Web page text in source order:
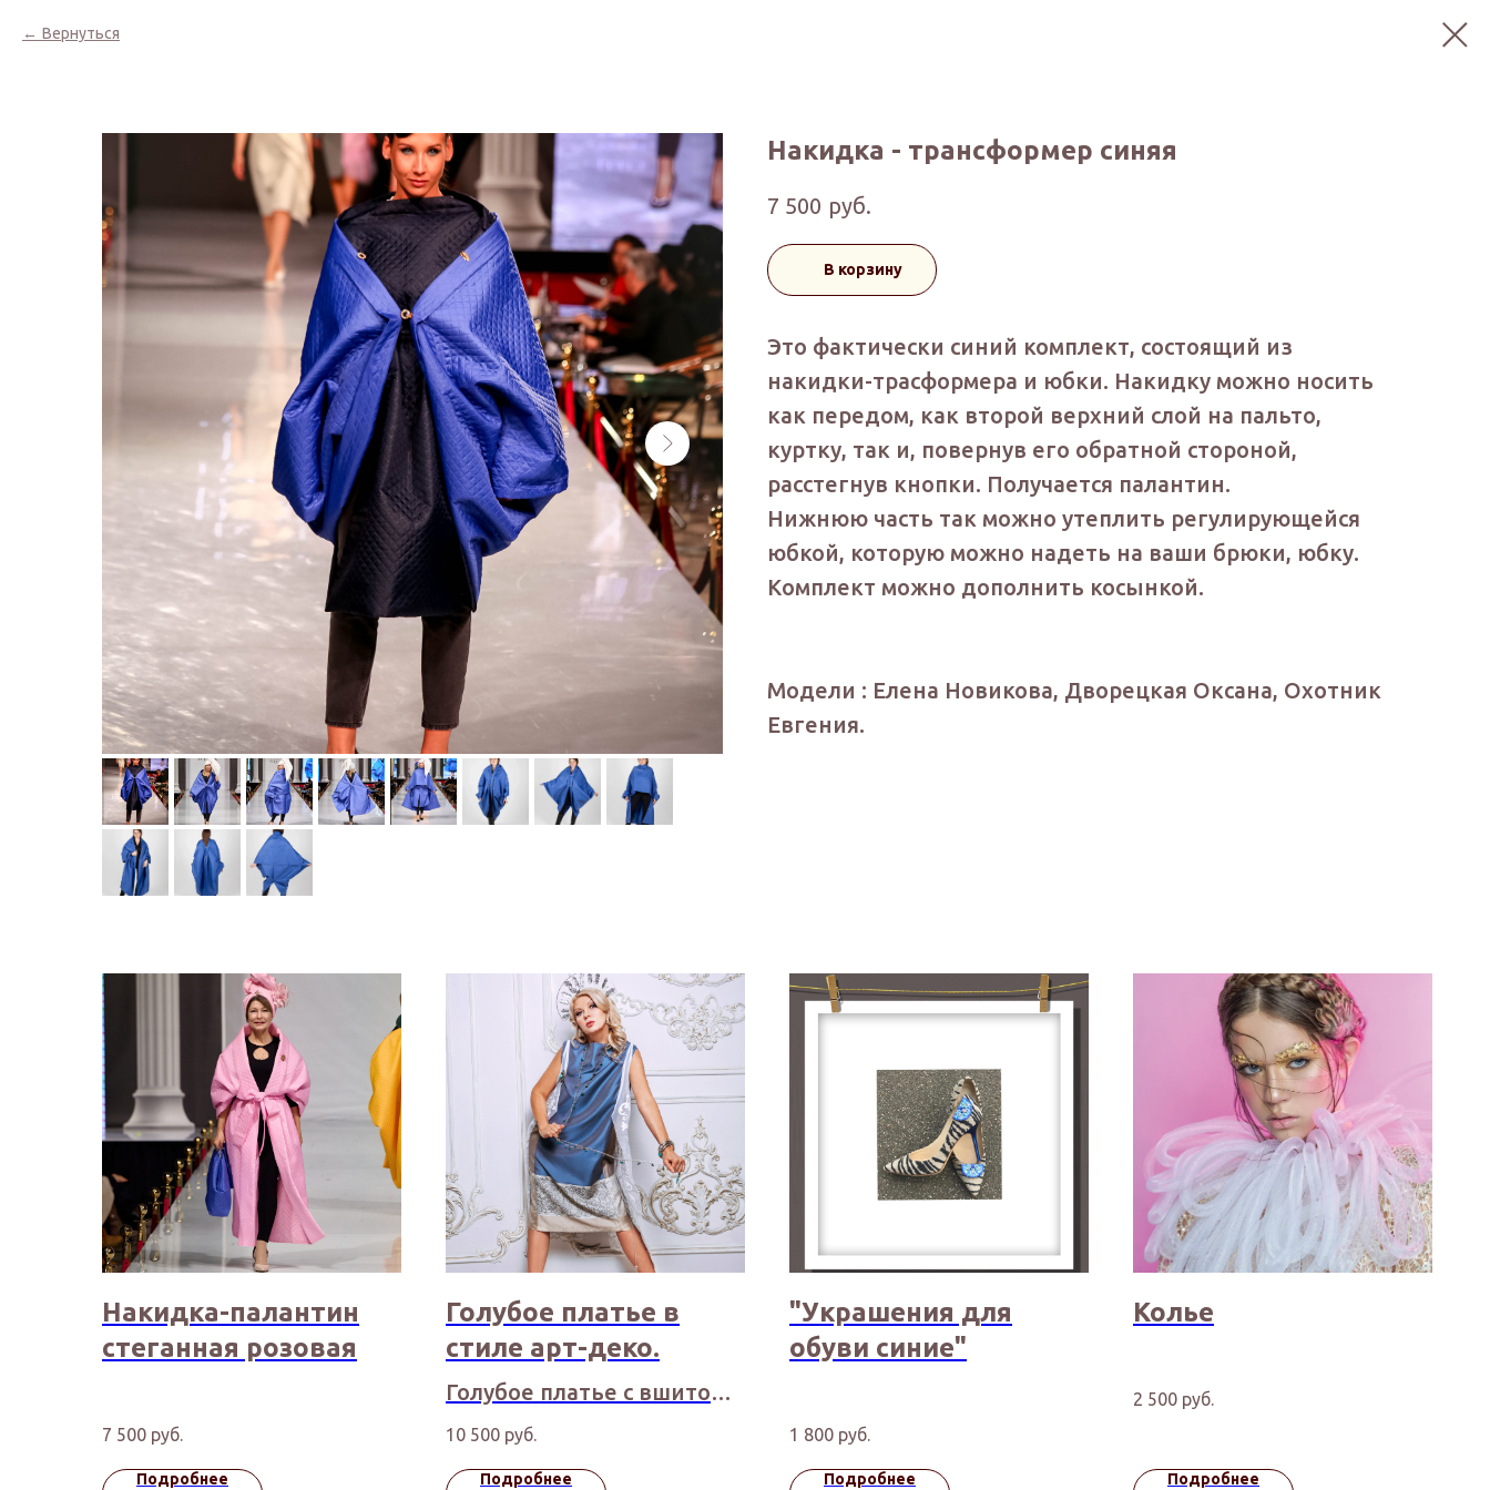
Вернуться
Накидка - трансформер синяя
7 500 руб.
В корзину
Это фактически синий комплект, состоящий из
накидки-трасформера и юбки. Накидку можно носить
как передом, как второй верхний слой на пальто,
куртку, так и, повернув его обратной стороной,
расстегнув кнопки. Получается палантин.
Нижнюю часть так можно утеплить регулирующейся
юбкой, которую можно надеть на ваши брюки, юбку.
Комплект можно дополнить косынкой.
Модели : Елена Новикова, Дворецкая Оксана, Охотник
Евгения.
Накидка-палантин
стеганная розовая
7 500 руб.
Подробнее
Голубое платье в
стиле арт-деко.
Голубое платье с вшитой
жилеткой с кружевами
10 500 руб.
Подробнее
"Украшения для
обуви синие"
1 800 руб.
Подробнее
Колье
2 500 руб.
Подробнее